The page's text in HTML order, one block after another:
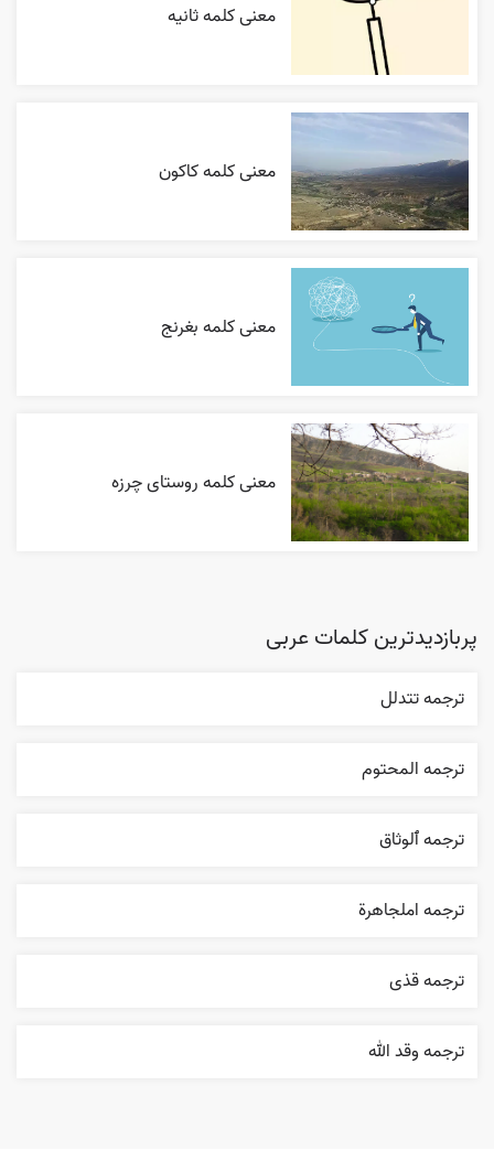
معنی کلمه ثانیه
معنی کلمه کاکون
معنی کلمه بغرنج
معنی کلمه روستای چرزه
پربازدیدترین کلمات عربی
ترجمه تتدلل
ترجمه المحتوم
ترجمه ٱلوثاق
ترجمه املجاهرة
ترجمه قذی
ترجمه وقد الله